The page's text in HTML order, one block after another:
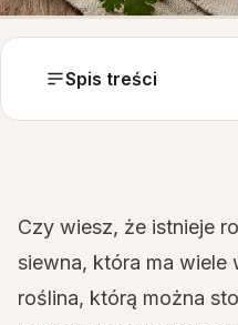
Spis treści
Czy wiesz, że istnieje
siewna, która ma wiele
roślina, którą można